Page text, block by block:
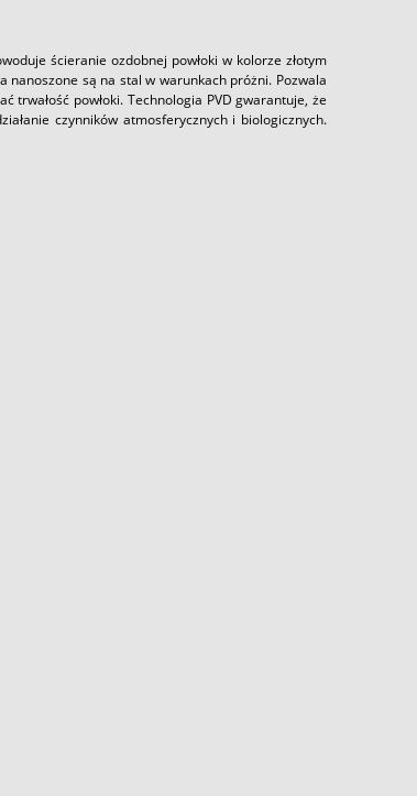
ścieranie ozdobnej powłoki w kolorze złotym
nanoszone są na stal w warunkach próżni. Pozwala
trwałość powłoki. Technologia PVD gwarantuje, że
czynników atmosferycznych i biologicznych.